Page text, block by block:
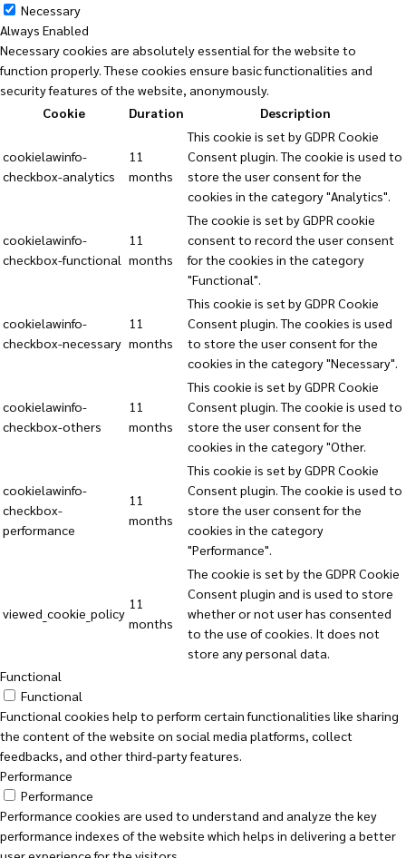
Necessary
Always Enabled
Necessary cookies are absolutely essential for the website to
function properly. These cookies ensure basic functionalities and
security features of the website, anonymously.
Cookie
Duration Description
cookielawinfo-
checkbox-analytics
11
months
This cookie is set by GDPR Cookie
Consent plugin. The cookie is used to
store the user consent for the
cookies in the category "Analytics".
cookielawinfo-
checkbox-functional
11
months
The cookie is set by GDPR cookie
consent to record the user consent
for the cookies in the category
"Functional".
cookielawinfo-
checkbox-necessary
11
months
This cookie is set by GDPR Cookie
Consent plugin. The cookies is used
to store the user consent for the
cookies in the category "Necessary".
cookielawinfo-
checkbox-others
11
months
This cookie is set by GDPR Cookie
Consent plugin. The cookie is used to
store the user consent for the
cookies in the category "Other.
cookielawinfo-
checkbox-
performance
11
months
This cookie is set by GDPR Cookie
Consent plugin. The cookie is used to
store the user consent for the
cookies in the category
"Performance".
viewed_cookie_policy
11
months
The cookie is set by the GDPR Cookie
Consent plugin and is used to store
whether or not user has consented
to the use of cookies. It does not
store any personal data.
Functional
Functional
Functional cookies help to perform certain functionalities like sharing
the content of the website on social media platforms, collect
feedbacks, and other third-party features.
Performance
Performance
Performance cookies are used to understand and analyze the key
performance indexes of the website which helps in delivering a better